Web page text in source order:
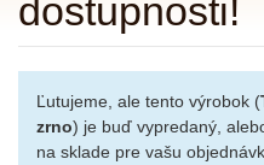
dostupnosti!
Ľutujeme, ale tento výrobok (
zrno) je buď vypredaný,
na sklade pre vašu